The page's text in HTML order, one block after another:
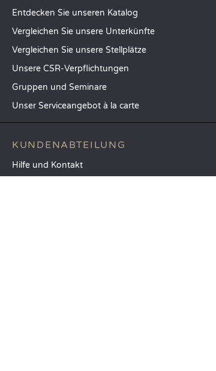
Entdecken Sie unseren Katalog
Vergleichen Sie unsere Unterkünfte
Vergleichen Sie unsere Stellplätze
Unsere CSR-Verpflichtungen
Gruppen und Seminare
Unser Serviceangebot à la carte
KUNDENABTEILUNG
Hilfe und Kontakt